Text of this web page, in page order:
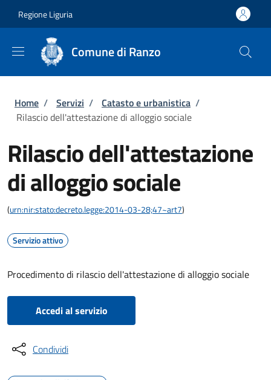
Regione Liguria
Comune di Ranzo
Briciole di pane
Home / Servizi / Catasto e urbanistica /
Rilascio dell'attestazione di alloggio sociale
Rilascio dell'attestazione
di alloggio sociale
(urn:nir:stato:decreto.legge:2014-03-28;47~art7)
Servizio attivo
Procedimento di rilascio dell'attestazione di alloggio sociale
Accedi al servizio
Condividi